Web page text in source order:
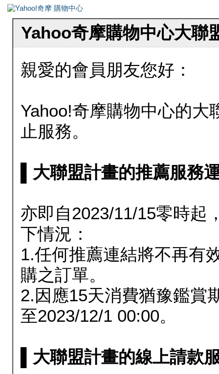
Yahoo奇摩購物中心大聯
親愛的會員朋友您好：
Yahoo!奇摩購物中心的大
止服務。
▌大聯盟計畫的推薦服務
亦即自2023/11/15零時起
下情況：
1.任何推薦連結將不再有
購之訂單。
2.因應15天消費猶豫鑑賞
至2023/12/1 00:00。
▌大聯盟計畫的線上請款